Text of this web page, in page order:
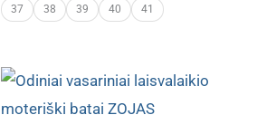
37 38 39 40 41